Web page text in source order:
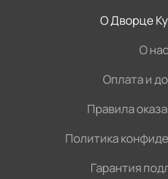
О Дворце
О нас
Оплата и
Правила
Политика
Гарантия